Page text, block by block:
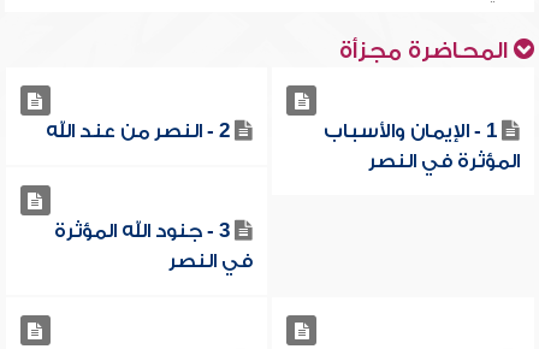
المحاضرة مجزأة
1 - الإيمان والأسباب
المؤثرة في النصر
2 - النصر من عند الله
3 - جنود الله المؤثرة
في النصر